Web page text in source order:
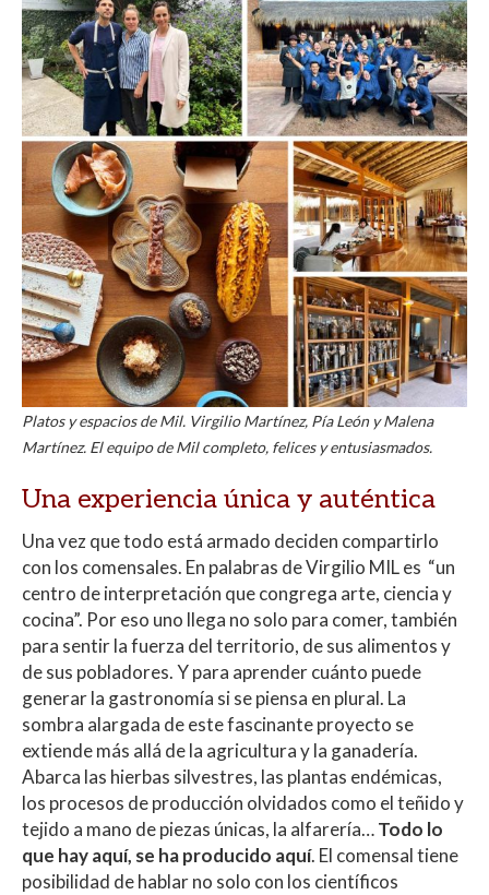
Platos y espacios de Mil. Virgilio Martínez, Pía León y Malena
Martínez. El equipo de Mil completo, felices y entusiasmados.
Una experiencia única y auténtica
Una vez que todo está armado deciden compartirlo
con los comensales. En palabras de Virgilio MIL es “un
centro de interpretación que congrega arte, ciencia y
cocina”. Por eso uno llega no solo para comer, también
para sentir la fuerza del territorio, de sus alimentos y
de sus pobladores. Y para aprender cuánto puede
generar la gastronomía si se piensa en plural. La
sombra alargada de este fascinante proyecto se
extiende más allá de la agricultura y la ganadería.
Abarca las hierbas silvestres, las plantas endémicas,
los procesos de producción olvidados como el teñido y
tejido a mano de piezas únicas, la alfarería…Todo lo
que hay aquí, se ha producido aquí. El comensal tiene
posibilidad de hablar no solo con los científicos